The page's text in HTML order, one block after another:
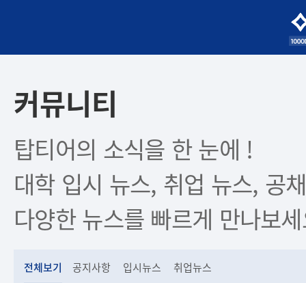
커뮤니티
탑티어의 소식을 한 눈에 !
대학 입시 뉴스, 취업 뉴스, 공
다양한 뉴스를 빠르게 만나보
전체보기 공지사항 입시뉴스 취업뉴스